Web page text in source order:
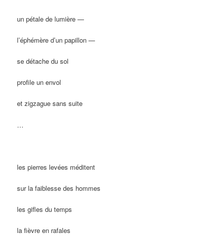
un pétale de lumière —
l’éphémère d’un papillon —
se détache du sol
profile un envol
et zigzague sans suite
…
les pierres levées méditent
sur la faiblesse des hommes
les gifles du temps
la fièvre en rafales